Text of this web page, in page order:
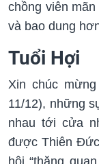
chồng viên
và bao dung
Tuổi Hợi
Xin chúc
11/12), những
nhau tới cửa
được Thiên
hội “thăng